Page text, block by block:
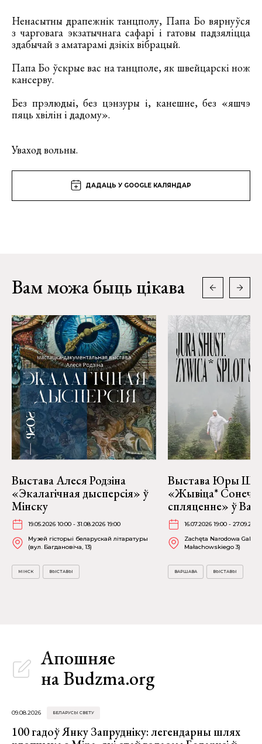
Ненасытны драпежнік танцполу, Папа Бо вярнуўся
з чарговага экзатычнага сафарі і гатовы падзяліцца
здабычай з аматарамі дзікіх вібрацый.
Папа Бо ўскрые вас на танцполе, як швейцарскі нож
кансерву.
Без прэлюдыі, без цэнзуры і, канешне, без «яшчэ
пяць хвілін і дадому».
Уваход вольны.
ДАДАЦЬ У GOOGLE КАЛЯНДАР
Вам можа быць цікава
Выстава Алеся Родзіна
«Экалагічная дысперсія» ў
Мінску
19.05.2026 10:00 - 31.08.2026 19:00
Музей гісторыі беларускай літаратуры
(вул. Багдановіча, 13)
МІНСК ВЫСТАВЫ
Выстава Юры
«Жывіца*
спляценне» ў
16.07.2026 19:00 -
Zachęta Narodowa
Małachowskiego 3)
ВАРШАВА ВЫСТАВЫ
Апошняе
на Budzma.org
09.08.2026 БЕЛАРУСЫ СВЕТУ
100 гадоў Янку Запрудніку: легендарны шлях